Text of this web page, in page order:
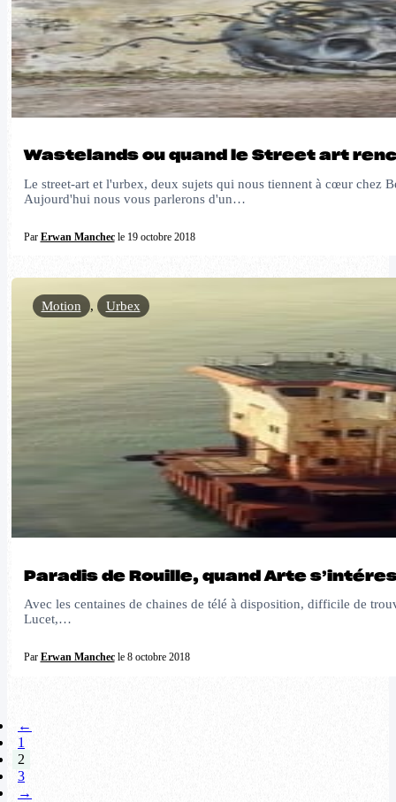
Wastelands ou quand le Street art
Le street-art et l'urbex, deux sujets qui nous tiennent à cœur chez
Aujourd'hui nous vous parlerons d'un…
Par Erwan Manchecle 19 octobre 2018
Paradis de Rouille, quand Arte
Avec les centaines de chaines de télé à disposition, difficile de
Lucet,…
Par Erwan Manchecle 8 octobre 2018
Motion , Urbex
←
1
2
3
→